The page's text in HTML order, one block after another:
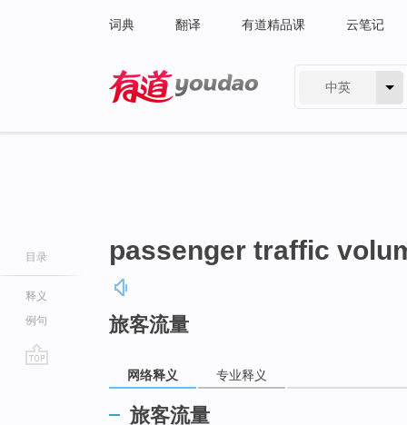
词典 翻译 有道精品课 云笔记
中英
目录
释义
例句
passenger traffic
旅客流量
网络释义 专业释义
旅客流量